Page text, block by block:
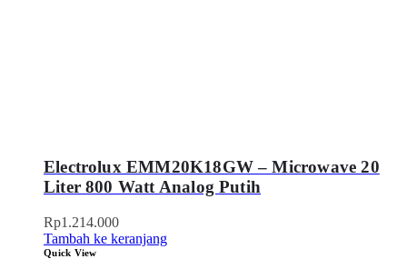
Electrolux EMM20K18GW – Microwave 20
Liter 800 Watt Analog Putih
Rp1.214.000
Tambah ke keranjang
Quick View